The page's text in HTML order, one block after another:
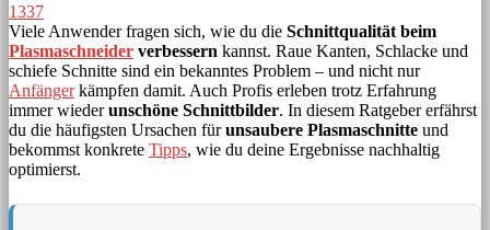
1337
Viele Anwender fragen sich, wie du die Schnittqualität beim
Plasmaschneider verbessern kannst. Raue Kanten, Schlacke und
schiefe Schnitte sind ein bekanntes Problem – und nicht nur
Anfängerkämpfen damit. Auch Profis erleben trotz Erfahrung
immer wiederunschöne Schnittbilder. In diesem Ratgeber erfährst
du die häufigsten Ursachen fürunsaubere Plasmaschnitte und
bekommst konkrete Tipps, wie du deine Ergebnisse nachhaltig
optimierst.